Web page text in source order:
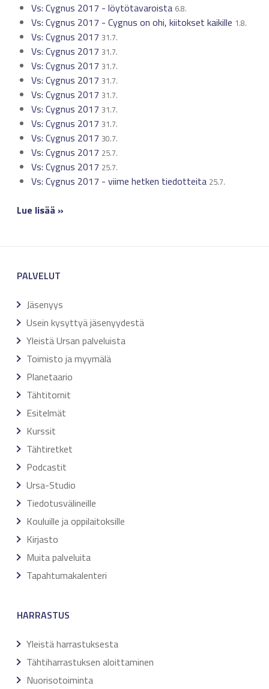
Vs: Cygnus 2017 - löytötavaroista 6.8.
Vs: Cygnus 2017 - Cygnus on ohi, kiitokset kaikille 1.8.
Vs: Cygnus 2017 31.7.
Vs: Cygnus 2017 31.7.
Vs: Cygnus 2017 31.7.
Vs: Cygnus 2017 31.7.
Vs: Cygnus 2017 31.7.
Vs: Cygnus 2017 31.7.
Vs: Cygnus 2017 31.7.
Vs: Cygnus 2017 30.7.
Vs: Cygnus 2017 25.7.
Vs: Cygnus 2017 25.7.
Vs: Cygnus 2017 - viime hetken tiedotteita 25.7.
Lue lisää »
PALVELUT
Jäsenyys
Usein kysyttyä jäsenyydestä
Yleistä Ursan palveluista
Toimisto ja myymälä
Planetaario
Tähtitornit
Esitelmät
Kurssit
Tähtiretket
Podcastit
Ursa-Studio
Tiedotusvälineille
Kouluille ja oppilaitoksille
Kirjasto
Muita palveluita
Tapahtumakalenteri
HARRASTUS
Yleistä harrastuksesta
Tähtiharrastuksen aloittaminen
Nuorisotoiminta